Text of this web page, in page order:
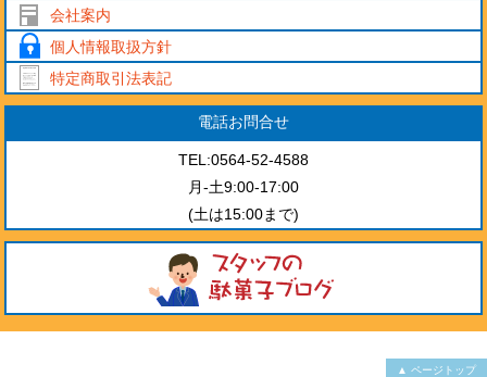
会社案内
個人情報取扱方針
特定商取引法表記
電話お問合せ
TEL:0564-52-4588
月-土9:00-17:00
(土は15:00まで)
▲ ページトップ